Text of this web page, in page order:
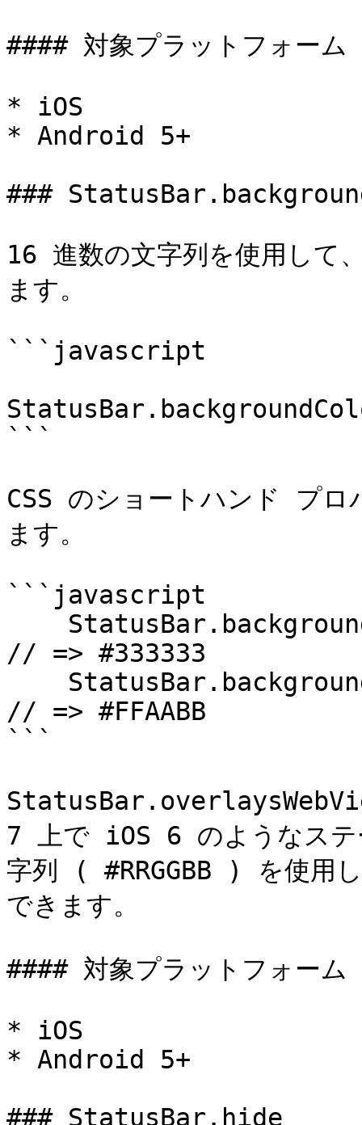
#### 対象プラットフォーム
* iOS
* Android 5+
###
16 進数の文字列を使用して
ます。
```javascript
```
CSS のショートハンド プ
ます。
```javascript
// => #333333
// => #FFAABB
```
7 上で iOS 6 のようなステ
字列 ( #RRGGBB ) を使用
できます。
#### 対象プラットフォーム
* iOS
* Android 5+
### StatusBar.hide